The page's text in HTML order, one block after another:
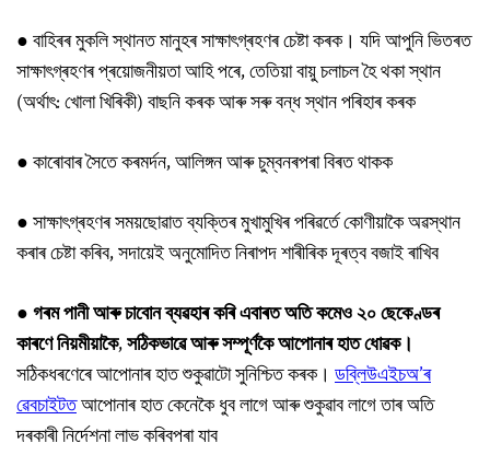
●বাহিৰৰ মুকলি স্থানত মানুহৰ সাক্ষাৎগ্ৰহণৰ চেষ্টা কৰক। যদি আপুনি ভিতৰত
সাক্ষাৎগ্ৰহণৰ প্ৰয়োজনীয়তা আহি পৰে, তেতিয়া বায়ু চলাচল হৈ থকা স্থান
(অৰ্থাৎ: খোলা খিৰিকী) বাছনি কৰক আৰু সৰু বন্ধ স্থান পৰিহাৰ কৰক
●কাৰোবাৰ সৈতে কৰমৰ্দন, আলিঙ্গন আৰু চুম্বনৰপৰা বিৰত থাকক
● সাক্ষাৎগ্ৰহণৰ সময়ছোৱাত ব্যক্তিৰ মুখামুখিৰ পৰিৱৰ্তে কোণীয়াকৈ অৱস্থান
কৰাৰ চেষ্টা কৰিব, সদায়েই অনুমোদিত নিৰাপদ শাৰীৰিক দূৰত্ব বজাই ৰাখিব
●গৰমপানীআৰুচাবোনব্যৱহাৰকৰিএবাৰতঅতিকমেও২০ছেকেণ্ডৰ
কাৰণেনিয়মীয়াকৈ,সঠিকভাৱেআৰুসম্পূৰ্ণকৈআপোনাৰহাতধোৱক।
সঠিকধৰণেৰে আপোনাৰ হাত শুকুৱাটো সুনিশ্চিত কৰক। ডব্লিউএইচঅ’ৰ
ৱেবচাইটতআপোনাৰ হাত কেনেকৈ ধুব লাগে আৰু শুকুৱাব লাগে তাৰ অতি
দৰকাৰী নিৰ্দেশনা লাভ কৰিবপৰা যাব